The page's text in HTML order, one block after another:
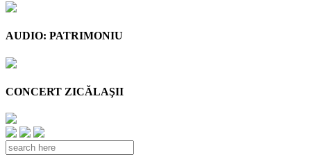
AUDIO: PATRIMONIU
CONCERT ZICĂLAŞII